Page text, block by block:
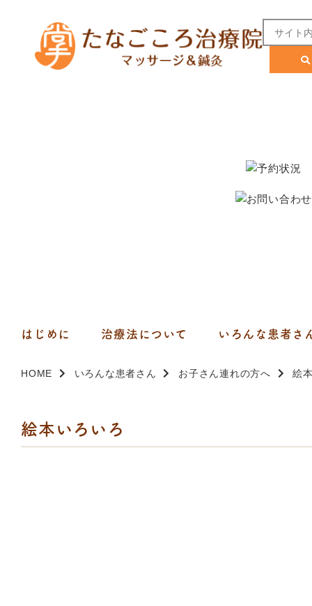
たなごころの日常ブロ
はじめに 治療法について いろんな患者さ
HOME いろんな患者さん お子さん連れの方へ 絵
絵本いろいろ